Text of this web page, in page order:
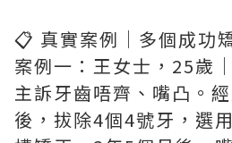
📋 真實案例｜多個成功
案例一：王女士，25歲
主訴牙齒唔齊、嘴凸。
後，拔除4個4號牙，選